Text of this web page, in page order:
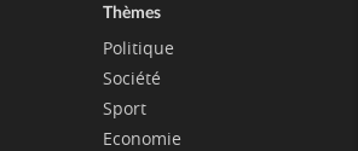
Thèmes
Politique
Société
Sport
Economie